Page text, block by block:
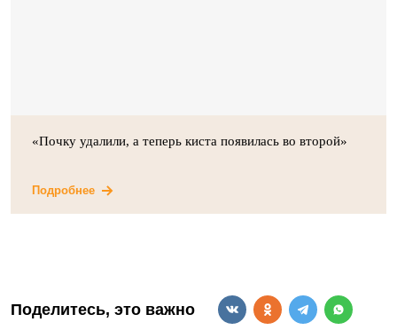
«Почку удалили, а теперь киста появилась во второй»
Подробнее
Поделитесь, это важно